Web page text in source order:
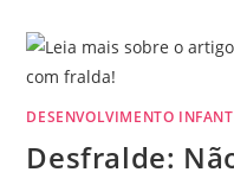
DESENVOLVIMENTO
Desfralde: